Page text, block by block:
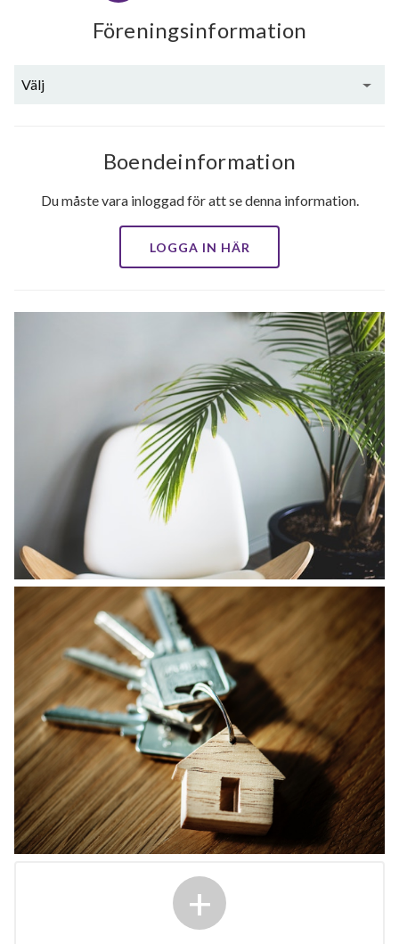
Föreningsinformation
Välj
Boendeinformation
Du måste vara inloggad för att se denna information.
LOGGA IN HÄR
+